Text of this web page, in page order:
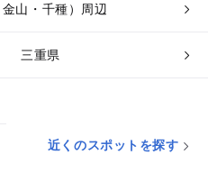
山・千種）周辺
三重県
近くのスポットを探す